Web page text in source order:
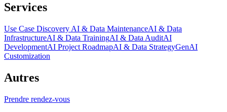
Services
Use Case Discovery AI & Data MaintenanceAI & Data
InfrastructureAI & Data TrainingAI & Data AuditAI
DevelopmentAI Project RoadmapAI & Data StrategyGenAI
Customization
Autres
Prendre rendez-vous